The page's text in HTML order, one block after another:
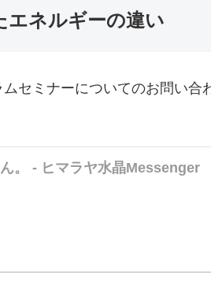
エネルギーの違い
セミナーについてのお問い合
。 - ヒマラヤ水晶Messenger